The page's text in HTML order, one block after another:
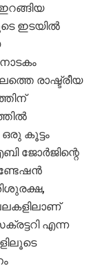
ഇടയില്‍
രാഷ്ട്രീയ
കൂട്ടം
ജോര്‍ജിന്റെ
എന്ന